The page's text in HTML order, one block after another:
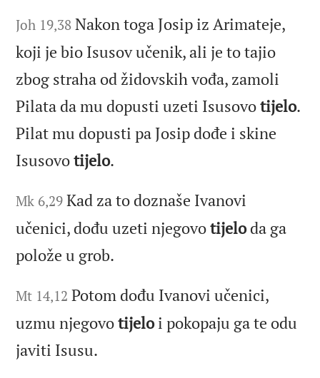
Joh 19,38 Nakon toga Josip iz Arimateje,
koji je bio Isusov učenik, ali je to tajio
zbog straha od židovskih vođa, zamoli
Pilata da mu dopusti uzeti Isusovotijelo.
Pilat mu dopusti pa Josip dođe i skine
Isusovotijelo.
Mk 6,29 Kad za to doznaše Ivanovi
učenici, dođu uzeti njegovotijeloda ga
polože u grob.
Mt 14,12 Potom dođu Ivanovi učenici,
uzmu njegovotijeloi pokopaju ga te odu
javiti Isusu.